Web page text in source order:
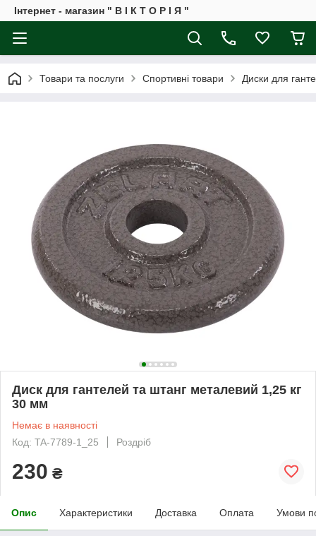
Інтернет - магазин " В І К Т О Р І Я "
Товари та послуги Спортивні товари Диски для
Диск для гантелей та штанг металевий 1,25 кг
30 мм
Немає в наявності
Код: TA-7789-1_25
Роздріб
230 ₴
Опис Характеристики Доставка Оплата Умови